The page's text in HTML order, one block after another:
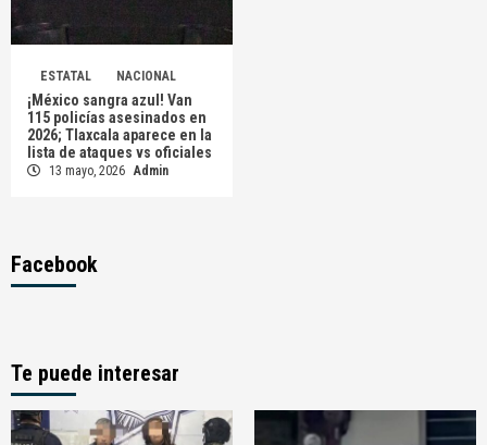
ESTATAL NACIONAL
¡México sangra azul! Van
115 policías asesinados en
2026; Tlaxcala aparece en la
lista de ataques vs oficiales
13 mayo, 2026 Admin
Facebook
Te puede interesar